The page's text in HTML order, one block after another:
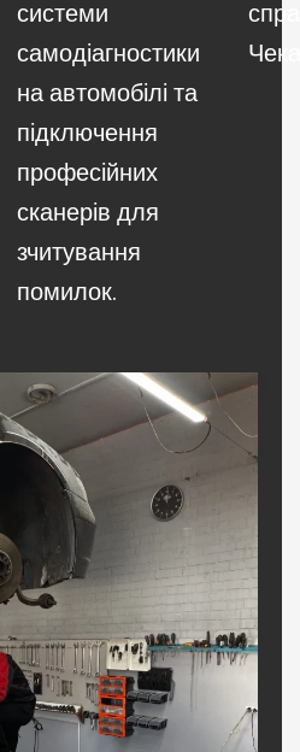
системи
самодіагностики
на автомобілі та
підключення
професійних
сканерів для
зчитування
помилок.